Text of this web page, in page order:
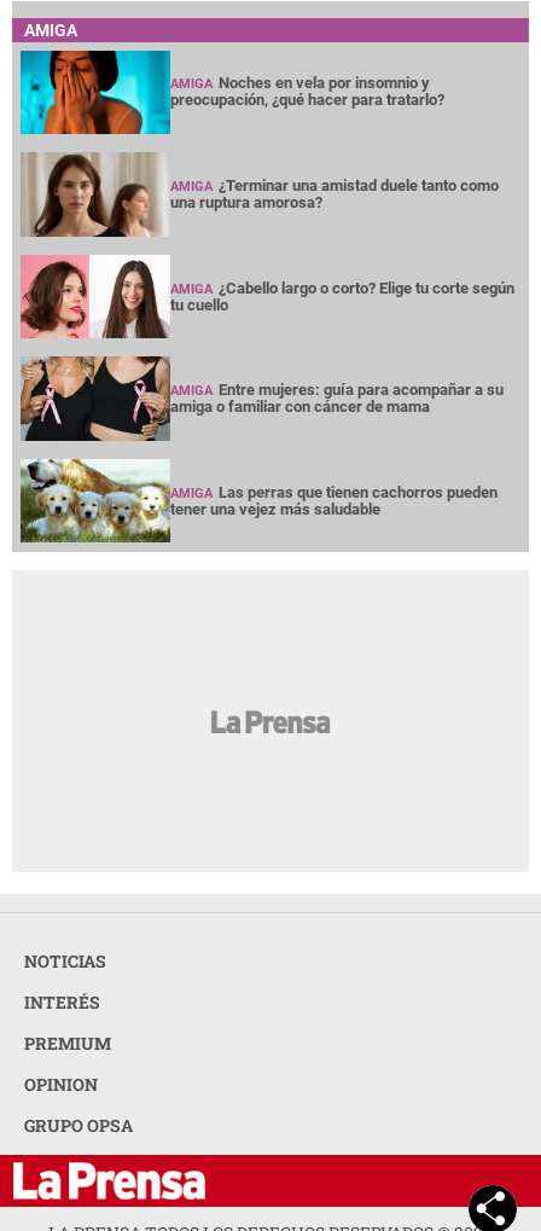
AMIGA
AMIGA Noches en vela por insomnio y
preocupación, ¿qué hacer para tratarlo?
AMIGA ¿Terminar una amistad duele tanto como
una ruptura amorosa?
AMIGA ¿Cabello largo o corto? Elige tu corte según
tu cuello
AMIGA Entre mujeres: guía para acompañar a su
amiga o familiar con cáncer de mama
AMIGA Las perras que tienen cachorros pueden
tener una vejez más saludable
NOTICIAS
INTERÉS
PREMIUM
OPINION
GRUPO OPSA